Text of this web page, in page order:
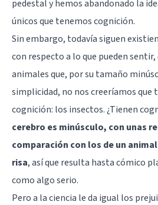
pedestal y hemos abandonado la
únicos que tenemos cognición.
Sin embargo, todavía siguen
con respecto a lo que pueden
animales que, por su tamaño
simplicidad, no nos creeríamos que
cognición: los insectos. ¿Tienen
cerebro es minúsculo, con unas
comparación con los de un
risa, así que resulta hasta cómico
como algo serio.
Pero a la ciencia le da igual los